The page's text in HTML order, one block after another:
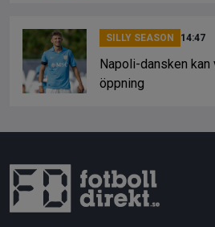
SILLY SEASON 14:47
Napoli-dansken kan
öppning